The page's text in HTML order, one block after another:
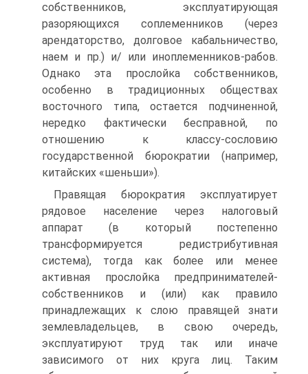
собственников, эксплуатирующая
разоряющихся соплеменни­ков (через
арендаторство, долговое кабальничество,
наем и пр.) и/ или ино­племенников-рабов.
Однако эта прослойка собственников,
особенно в тра­диционных обществах
восточного типа, остается подчиненной,
нередко фа­ктически бесправной, по
отношению к классу-сословию
государственной бюрократии (например,
китайских «шеньши»).
Правящая бюрократия эксплуатирует
рядовое население через налого­вый
аппарат (в который постепенно
трансформируется редистрибутивная
система), тогда как более или менее
активная прослойка предпринимате­лей-
собственников и (или) как правило
принадлежащих к слою правящей знати
землевладельцев, в свою очередь,
эксплуатируют труд так или иначе
зависимого от них круга лиц. Таким